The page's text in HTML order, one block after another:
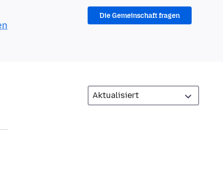
Die Gemeinschaft fragen